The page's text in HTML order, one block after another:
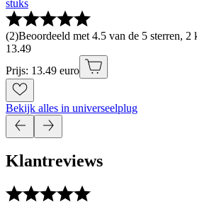
stuks
(2)Beoordeeld met 4.5 van de 5 sterren, 2
13.49
Prijs: 13.49 euro
Bekijk alles in universeelplug
Klantreviews